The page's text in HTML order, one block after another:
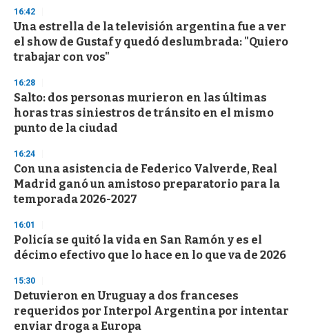
s
e
c
o
n
16:42
Una estrella de la televisión argentina fue a ver
el show de Gustaf y quedó deslumbrada: "Quiero
trabajar con vos"
16:28
Salto: dos personas murieron en las últimas
horas tras siniestros de tránsito en el mismo
punto de la ciudad
16:24
Con una asistencia de Federico Valverde, Real
Madrid ganó un amistoso preparatorio para la
temporada 2026-2027
16:01
Policía se quitó la vida en San Ramón y es el
décimo efectivo que lo hace en lo que va de 2026
15:30
Detuvieron en Uruguay a dos franceses
requeridos por Interpol Argentina por intentar
enviar droga a Europa